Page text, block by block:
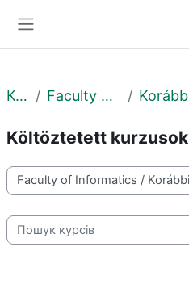
Курси Faculty of Informatics
Költöztetett kurzusok
Категорії курсів
Пошук курсів